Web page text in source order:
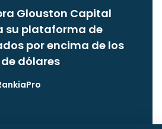
Glouston Capital
su plataforma de
por encima de los
dólares